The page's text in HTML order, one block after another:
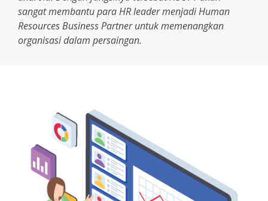
sangat membantu para HR leader menjadi Human
Resources Business Partner untuk memenangkan
organisasi dalam persaingan.